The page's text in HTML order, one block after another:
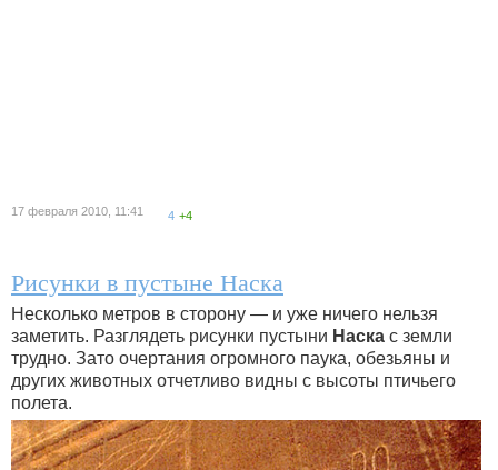
17 февраля 2010, 11:41 4 +4
Рисунки в пустыне Наска
Несколько метров в сторону — и уже ничего нельзя
заметить. Разглядеть рисунки пустыни Наска с земли
трудно. Зато очертания огромного паука, обезьяны и
других животных отчетливо видны с высоты птичьего
полета.